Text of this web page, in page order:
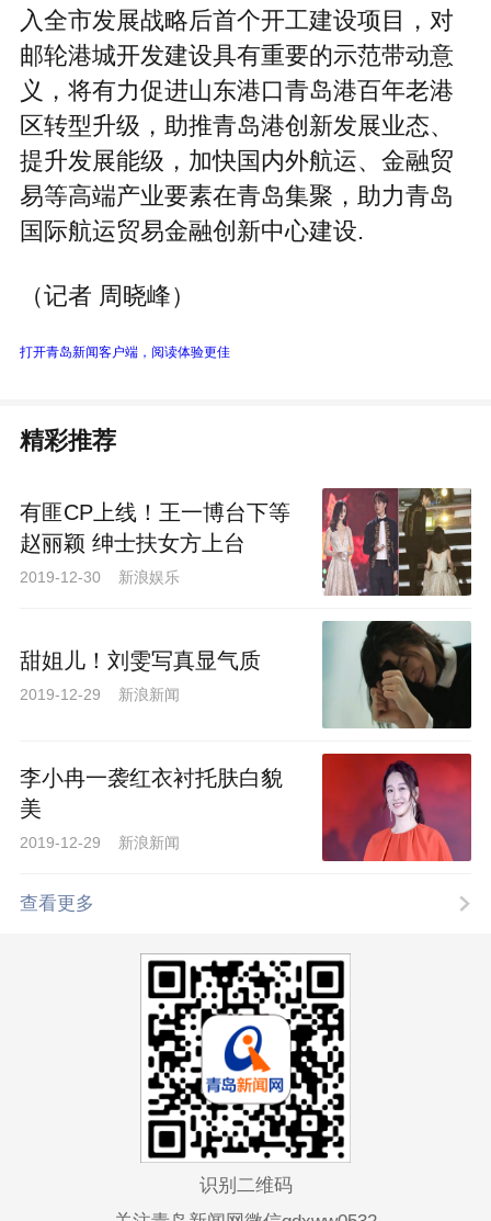
入全市发展战略后首个开工建设项目，对
邮轮港城开发建设具有重要的示范带动意
义，将有力促进山东港口青岛港百年老港
区转型升级，助推青岛港创新发展业态、
提升发展能级，加快国内外航运、金融贸
易等高端产业要素在青岛集聚，助力青岛
国际航运贸易金融创新中心建设.
（记者 周晓峰）
打开青岛新闻客户端，阅读体验更佳
精彩推荐
有匪CP上线！王一博台下等
赵丽颖 绅士扶女方上台
2019-12-30 新浪娱乐
甜姐儿！刘雯写真显气质
2019-12-29 新浪新闻
李小冉一袭红衣衬托肤白貌
美
2019-12-29 新浪新闻
查看更多
识别二维码